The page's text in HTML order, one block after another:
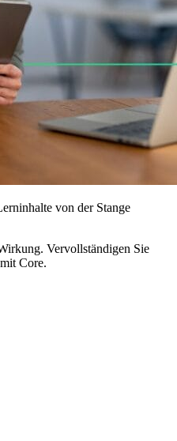
von der Stange
Vervollständigen Sie
Core.